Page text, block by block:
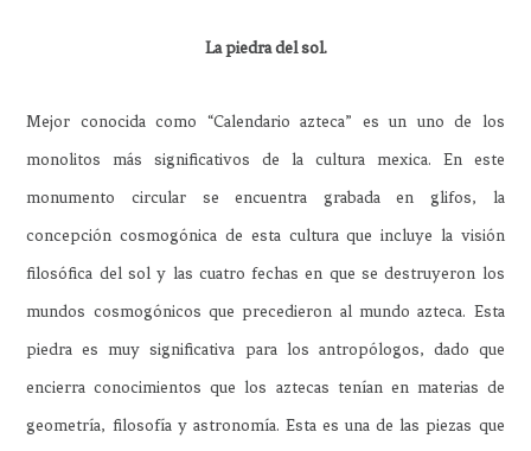
La piedra del sol.
Mejor conocida como “Calendario azteca” es un uno de los
monolitos más significativos de la cultura mexica. En este
monumento circular se encuentra grabada en glifos, la
concepción cosmogónica de esta cultura que incluye la visión
filosófica del sol y las cuatro fechas en que se destruyeron los
mundos cosmogónicos que precedieron al mundo azteca. Esta
piedra es muy significativa para los antropólogos, dado que
encierra conocimientos que los aztecas tenían en materias de
geometría, filosofía y astronomía. Esta es una de las piezas que